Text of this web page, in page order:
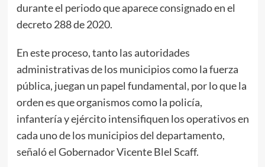
durante el periodo que aparece consignado en el
decreto 288 de 2020.
En este proceso, tanto las autoridades
administrativas de los municipios como la fuerza
pública, juegan un papel fundamental, por lo que la
orden es que organismos como la policía,
infantería y ejército intensifiquen los operativos en
cada uno de los municipios del departamento,
señaló el Gobernador Vicente Blel Scaff.